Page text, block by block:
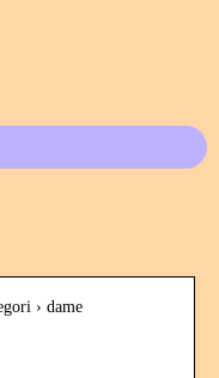
› dame